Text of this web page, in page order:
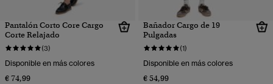
Pantalón Corto Core Cargo
Corte Relajado
(3)
Disponible en más colores
€ 74,99
Bañador Cargo de 19
Pulgadas
(1)
Disponible en más colores
€ 54,99